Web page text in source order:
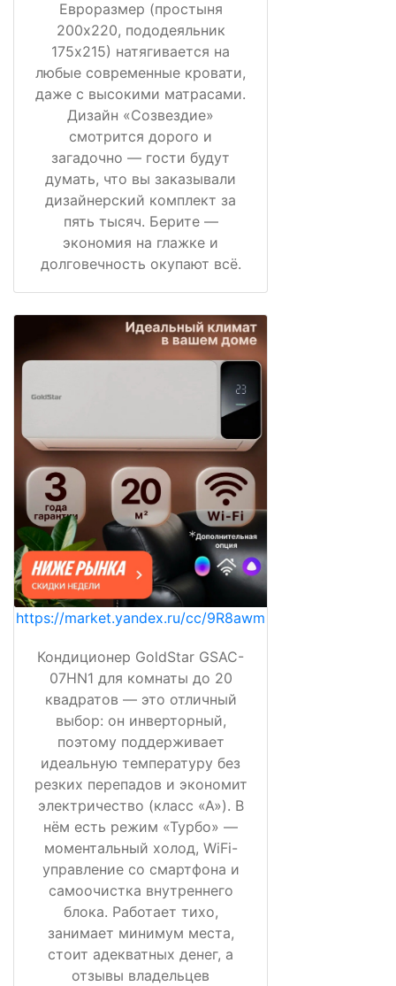
Евроразмер (простыня
200х220, пододеяльник
175х215) натягивается на
любые современные кровати,
даже с высокими матрасами.
Дизайн «Созвездие»
смотрится дорого и
загадочно — гости будут
думать, что вы заказывали
дизайнерский комплект за
пять тысяч. Берите —
экономия на глажке и
долговечность окупают всё.
https://market.yandex.ru/cc/9R8awm
Кондиционер GoldStar GSAC-
07HN1 для комнаты до 20
квадратов — это отличный
выбор: он инверторный,
поэтому поддерживает
идеальную температуру без
резких перепадов и экономит
электричество (класс «А»). В
нём есть режим «Турбо» —
моментальный холод, WiFi-
управление со смартфона и
самоочистка внутреннего
блока. Работает тихо,
занимает минимум места,
стоит адекватных денег, а
отзывы владельцев